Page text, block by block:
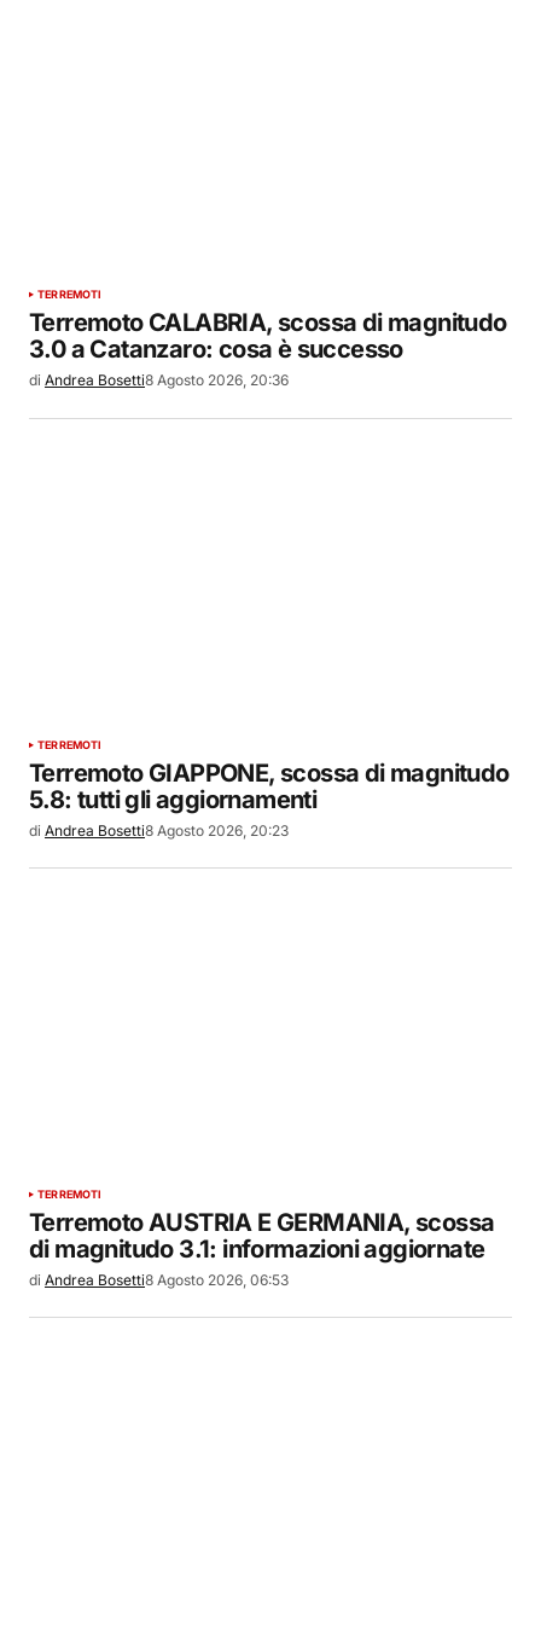
TERREMOTI
Terremoto CALABRIA, scossa di magnitudo
3.0 a Catanzaro: cosa è successo
di Andrea Bosetti8 Agosto 2026, 20:36
TERREMOTI
Terremoto GIAPPONE, scossa di magnitudo
5.8: tutti gli aggiornamenti
di Andrea Bosetti8 Agosto 2026, 20:23
TERREMOTI
Terremoto AUSTRIA E GERMANIA, scossa
di magnitudo 3.1: informazioni aggiornate
di Andrea Bosetti8 Agosto 2026, 06:53